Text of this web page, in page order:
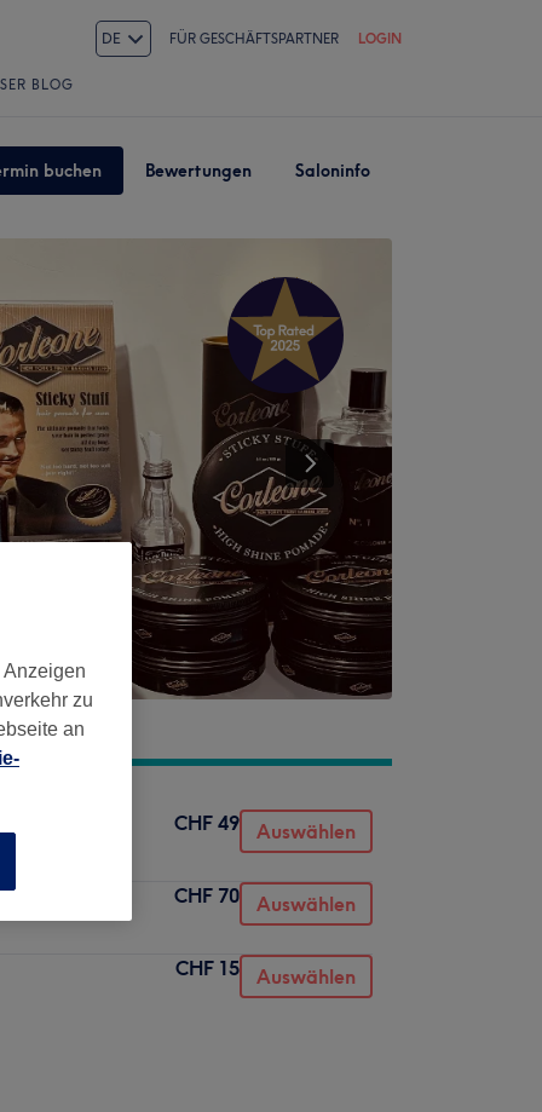
DE FÜR GESCHÄFTSPARTNER LOGIN
BLOG
buchen Bewertungen Saloninfo
CHF 49 Auswählen
CHF 70 Auswählen
CHF 15 Auswählen
zu
an